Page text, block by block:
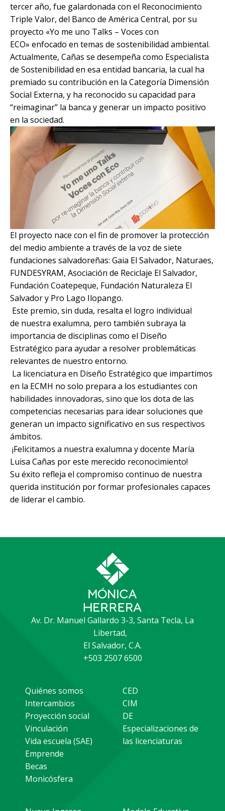
tercer año, fue galardonada con el Reconocimiento
Triple Valor, del Banco de América Central, por su
proyecto «Yo me uno Talks – Voces con
ECO» enfocado en temas de sostenibilidad ambiental.
Actualmente, Cañas se desempeña como Especialista
de Sostenibilidad en esa entidad bancaria, la cual ha
premiado su contribución en la Categoría Dimensión
Social Externa, y ha reconocido su capacidad para
“reimaginar” la banca y generar un impacto positivo
en la sociedad.
El proyecto nace con el fin de promover la protección
del medio ambiente a través de la voz de siete
fundaciones salvadoreñas: Gaia El Salvador, Naturaes,
FUNDESYRAM, Asociación de Reciclaje El Salvador,
Fundación Coatepeque, Fundación Naturaleza El
Salvador y Pro Lago Ilopango.
Este premio, sin duda, resalta el logro individual
de nuestra exalumna, pero también subraya la
importancia de disciplinas como el Diseño
Estratégico para ayudar a resolver problemáticas
relevantes de nuestro entorno.
La licenciatura en Diseño Estratégico que impartimos
en la ECMH no solo prepara a los estudiantes con
habilidades innovadoras, sino que los dota de las
competencias necesarias para idear soluciones que
generan un impacto significativo en sus respectivos
ámbitos.
¡Felicitamos a nuestra exalumna y docente María
Luisa Cañas por este merecido reconocimiento!
Su éxito refleja el compromiso continuo de nuestra
querida institución por formar profesionales capaces
de liderar el cambio.
Av. Dr. Manuel Gallardo 3-3, Santa Tecla, La
Libertad,
El Salvador, C.A.
+503 2507 6500
Quiénes somos
Intercambios
Proyección social
Vinculación
Vida escuela (SAE)
Emprende
Becas
Monicósfera
CED
CIM
DE
Especializaciones de
las licenciaturas